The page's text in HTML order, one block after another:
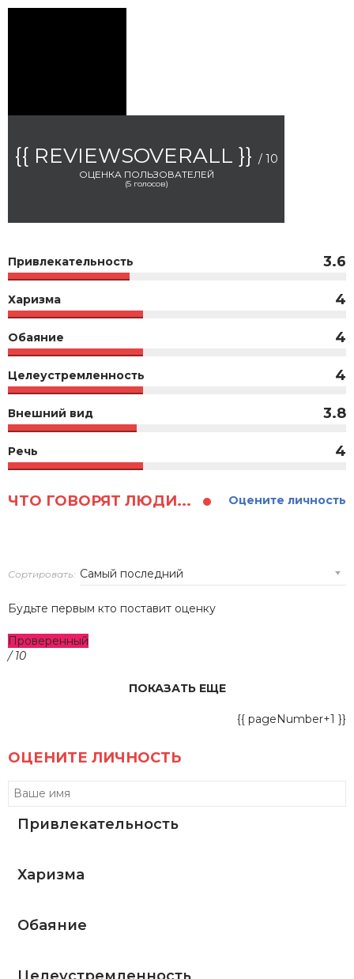
{{ REVIEWSOVERALL }} / 10
ОЦЕНКА ПОЛЬЗОВАТЕЛЕЙ
(5голосов)
Привлекательность 3.6
Харизма 4
Обаяние 4
Целеустремленность 4
Внешний вид 3.8
Речь 4
ЧТО ГОВОРЯТ ЛЮДИ... Оцените личность
Сортировать:
Будьте первым кто поставит оценку
Проверенный
/ 10
ПОКАЗАТЬ ЕЩЕ
{{ pageNumber+1 }}
ОЦЕНИТЕ ЛИЧНОСТЬ
Привлекательность
Харизма
Обаяние